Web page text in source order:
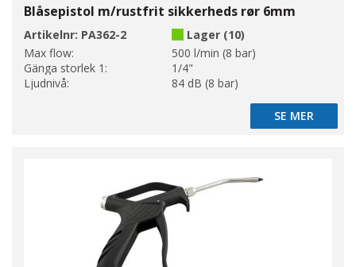
Blåsepistol m/rustfrit sikkerheds rør 6mm
Artikelnr: PA362-2
Lager (10)
Max flow:
500 l/min (8 bar)
Gänga storlek 1:
1/4"
Ljudnivå:
84 dB (8 bar)
SE MER
SE MER